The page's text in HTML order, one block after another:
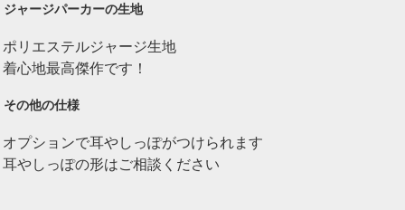
ジャージパーカーの生地
ポリエステルジャージ生地
着心地最高傑作です！
その他の仕様
オプションで耳やしっぽがつけられます
耳やしっぽの形はご相談ください